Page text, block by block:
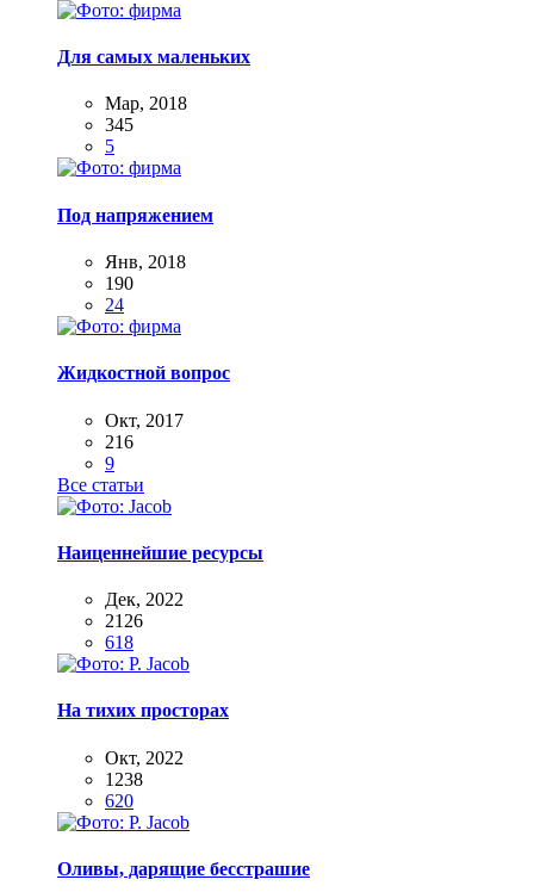
Для самых маленьких
Мар, 2018
345
5
Под напряжением
Янв, 2018
190
24
Жидкостной вопрос
Окт, 2017
216
9
Все статьи
Наиценнейшие ресурсы
Дек, 2022
2126
618
На тихих просторах
Окт, 2022
1238
620
Оливы, дарящие бесстрашие